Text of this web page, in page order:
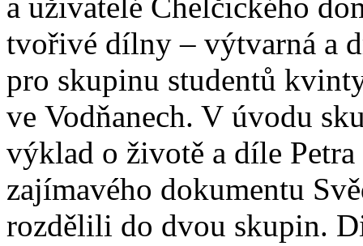
a uživatelé Chelčického
tvořivé dílny – výtvarná a
pro skupinu studentů
ve Vodňanech. V úvodu
výklad o životě a díle
zajímavého dokumentu
rozdělili do dvou skupin.